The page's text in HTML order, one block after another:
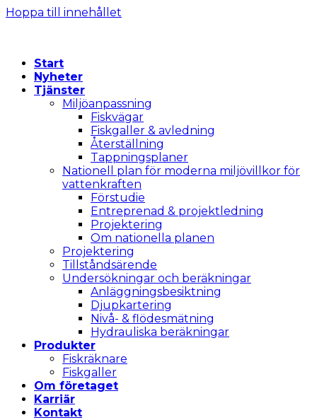
Hoppa till innehållet
Start
Nyheter
Tjänster
Miljöanpassning
Fiskvägar
Fiskgaller & avledning
Återställning
Tappningsplaner
Nationell plan för moderna miljövillkor för
vattenkraften
Förstudie
Entreprenad & projektledning
Projektering
Om nationella planen
Projektering
Tillståndsärende
Undersökningar och beräkningar
Anläggningsbesiktning
Djupkartering
Nivå- & flödesmätning
Hydrauliska beräkningar
Produkter
Fiskräknare
Fiskgaller
Om företaget
Karriär
Kontakt